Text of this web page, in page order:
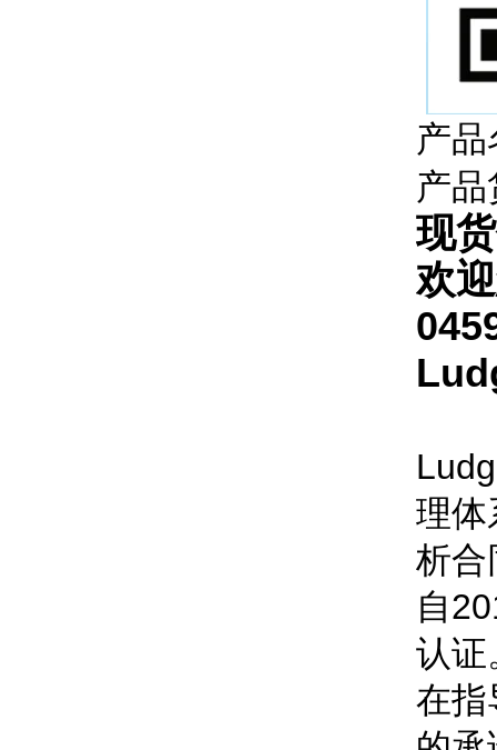
产品
产品
现
欢
理体
析合
自
认证
在指